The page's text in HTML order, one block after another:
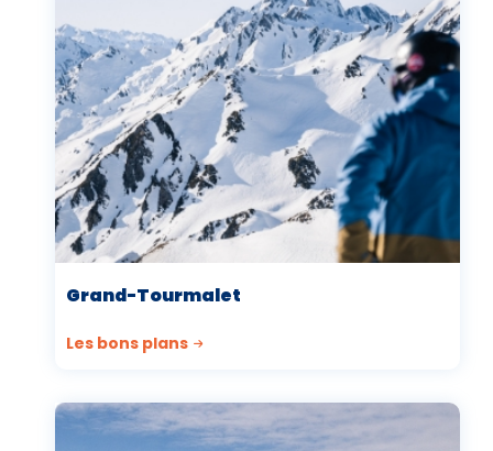
Grand-Tourmalet
Les bons plans